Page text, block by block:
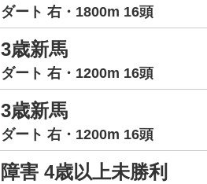
ダート 右・1800m 16頭
3歳新馬
ダート 右・1200m 16頭
3歳新馬
ダート 右・1200m 16頭
障害 4歳以上未勝利